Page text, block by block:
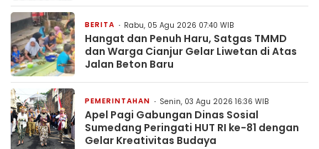
BERITA Rabu, 05 Agu 2026 07:40 WIB
Hangat dan Penuh Haru, Satgas TMMD
dan Warga Cianjur Gelar Liwetan di Atas
Jalan Beton Baru
PEMERINTAHAN Senin, 03 Agu 2026 16:36 WIB
Apel Pagi Gabungan Dinas Sosial
Sumedang Peringati HUT RI ke-81 dengan
Gelar Kreativitas Budaya